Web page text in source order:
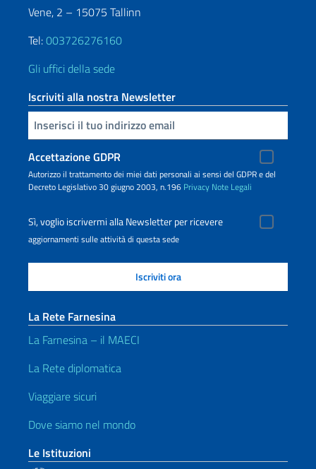
Vene, 2 – 15075 Tallinn
Tel:003726276160
Gli uffici della sede
Iscriviti alla nostra Newsletter
Inserisci la tua email
Accettazione GDPR
Autorizzo il trattamento dei miei dati personali ai sensi del GDPR e del
Decreto Legislativo 30 giugno 2003, n.196 Privacy Note Legali
Sì, voglio iscrivermi alla Newsletter per ricevere
aggiornamenti sulle attività di questa sede
La Rete Farnesina
La Farnesina – il MAECI
La Rete diplomatica
Viaggiare sicuri
Dove siamo nel mondo
Le Istituzioni